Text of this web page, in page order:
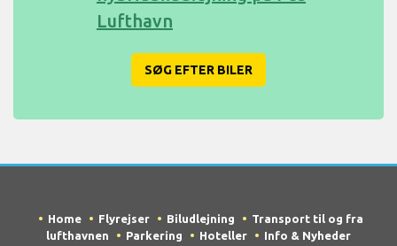
Lufthavn
SØG EFTER BILER
Home Flyrejser Biludlejning
Transport til og fra
lufthavnen
Parkering Hoteller
Info & Nyheder